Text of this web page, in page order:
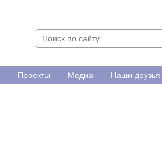
Проекты Медиа Наши друзья